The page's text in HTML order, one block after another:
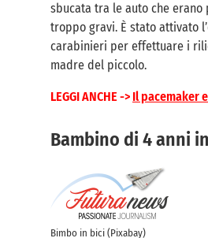
sbucata tra le auto che
troppo gravi. È stato attivato
carabinieri per effettuare i
madre del piccolo.
LEGGI ANCHE -> Il pacemaker
Bambino di 4 anni
Bimbo in bici (Pixabay)